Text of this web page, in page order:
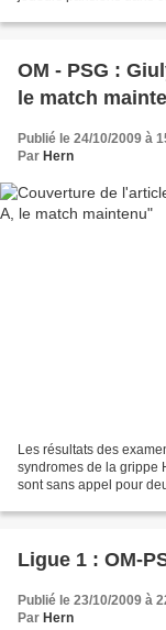
OM - PSG :
le match
Publié le 24/10/2009 à
Par Hern
Les résultats des
syndromes de la grippe
sont sans appel pour
Ligue 1 : OM-
Publié le 23/10/2009 à
Par Hern